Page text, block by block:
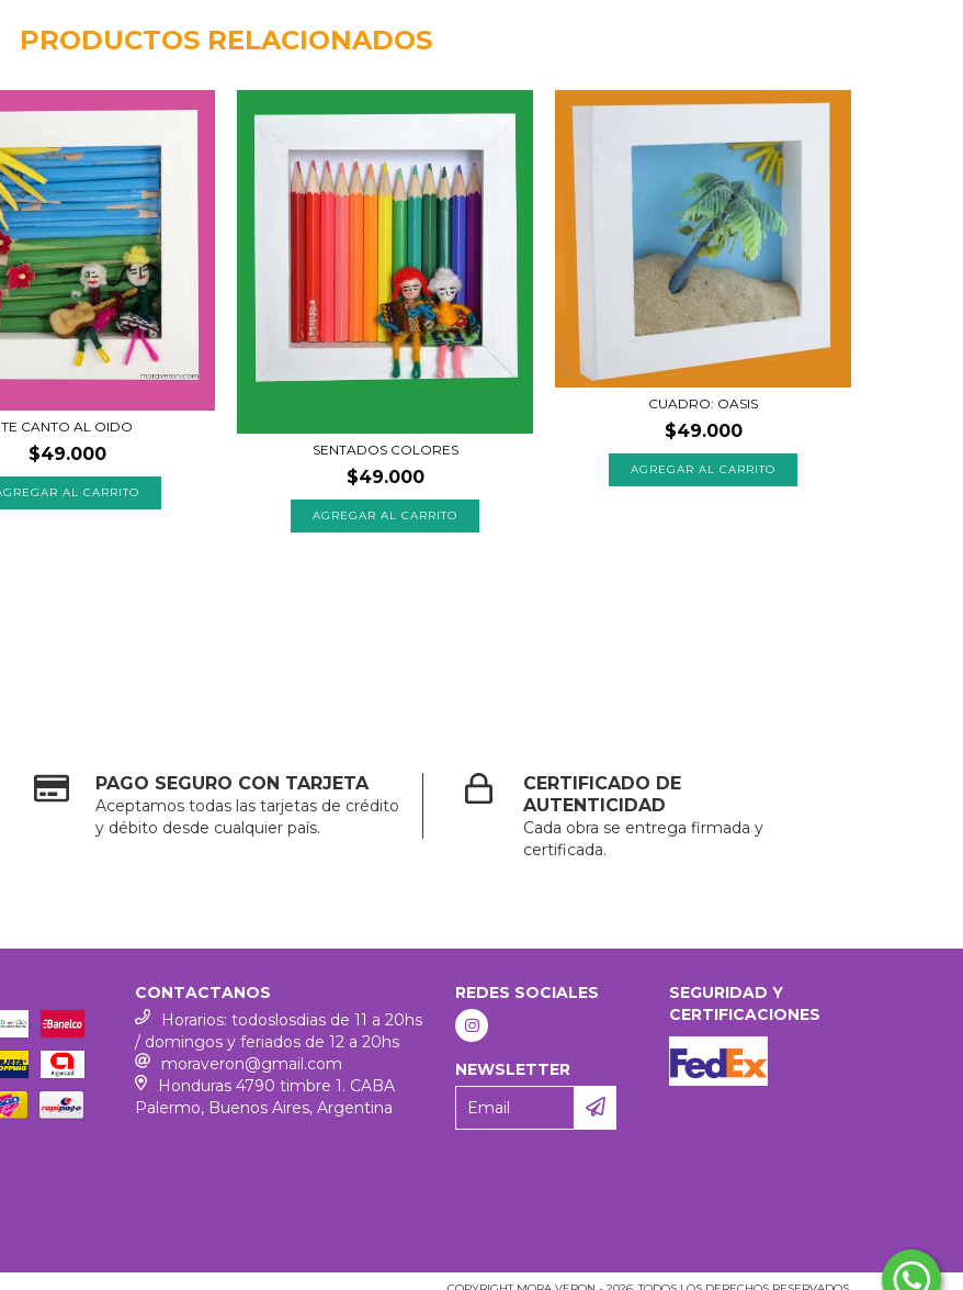
PRODUCTOS RELACIONADOS
TE CANTO AL OIDO
$49.000 SENTADOS COLORES
$49.000
AGREGAR AL CARRITO
CUADRO: OASIS
$49.000
PAGO SEGURO CON TARJETA
Aceptamos todas las tarjetas de crédito
y débito desde cualquier país.
CERTIFICADO DE
AUTENTICIDAD
Cada obra se entrega firmada y
certificada.
CONTACTANOS
Horarios: todoslosdias de 11 a 20hs
/ domingos y feriados de 12 a 20hs
moraveron@gmail.com
Honduras 4790 timbre 1. CABA
Palermo, Buenos Aires, Argentina
REDES SOCIALES
NEWSLETTER
SEGURIDAD Y
CERTIFICACIONES